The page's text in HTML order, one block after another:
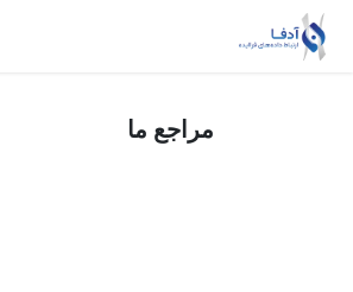
Skip to Content
مراجع ما